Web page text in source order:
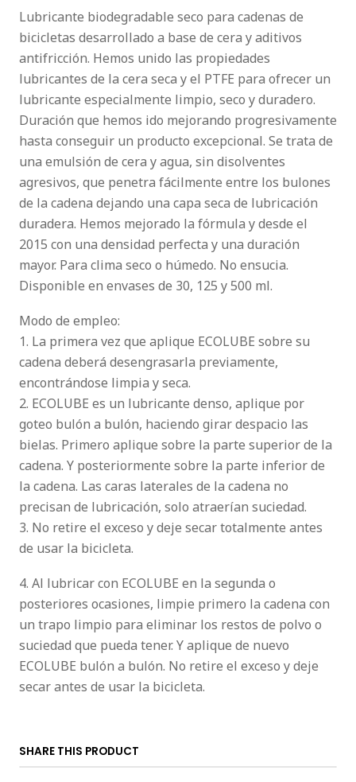
Lubricante biodegradable seco para cadenas de
bicicletas desarrollado a base de cera y aditivos
antifricción. Hemos unido las propiedades
lubricantes de la cera seca y el PTFE para ofrecer un
lubricante especialmente limpio, seco y duradero.
Duración que hemos ido mejorando progresivamente
hasta conseguir un producto excepcional. Se trata de
una emulsión de cera y agua, sin disolventes
agresivos, que penetra fácilmente entre los bulones
de la cadena dejando una capa seca de lubricación
duradera. Hemos mejorado la fórmula y desde el
2015 con una densidad perfecta y una duración
mayor. Para clima seco o húmedo. No ensucia.
Disponible en envases de 30, 125 y 500 ml.
Modo de empleo:
1. La primera vez que aplique ECOLUBE sobre su
cadena deberá desengrasarla previamente,
encontrándose limpia y seca.
2. ECOLUBE es un lubricante denso, aplique por
goteo bulón a bulón, haciendo girar despacio las
bielas. Primero aplique sobre la parte superior de la
cadena. Y posteriormente sobre la parte inferior de
la cadena. Las caras laterales de la cadena no
precisan de lubricación, solo atraerían suciedad.
3. No retire el exceso y deje secar totalmente antes
de usar la bicicleta.
4. Al lubricar con ECOLUBE en la segunda o
posteriores ocasiones, limpie primero la cadena con
un trapo limpio para eliminar los restos de polvo o
suciedad que pueda tener. Y aplique de nuevo
ECOLUBE bulón a bulón. No retire el exceso y deje
secar antes de usar la bicicleta.
SHARE THIS PRODUCT